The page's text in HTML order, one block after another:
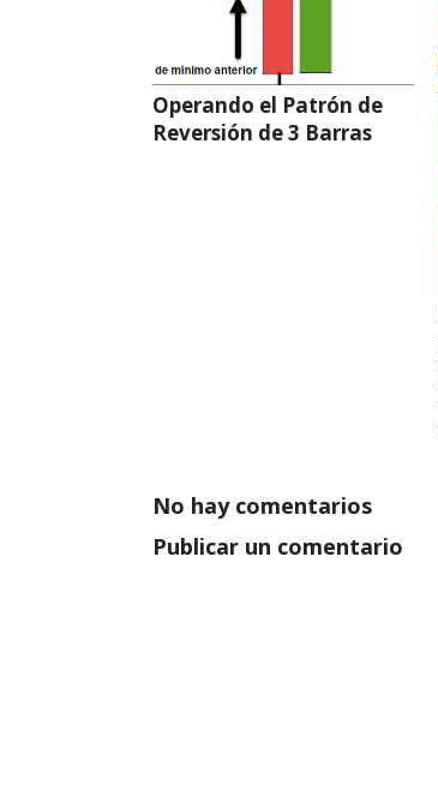
Operando el Patrón de
Reversión de 3 Barras
No hay comentarios
Publicar un comentario